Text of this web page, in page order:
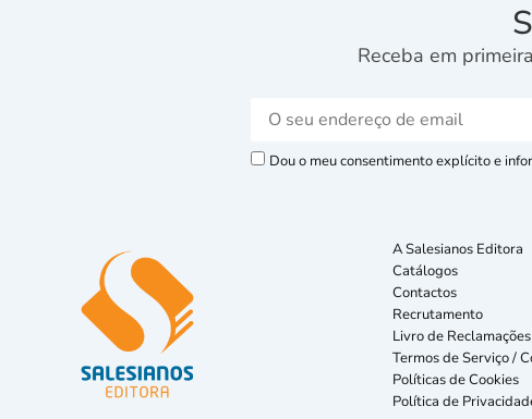
Receba em
Dou o meu consentimento explícito e
A Salesianos Editora
Catálogos
Contactos
Recrutamento
Livro de
Termos de Serviço /
Políticas de Cookies
Política de